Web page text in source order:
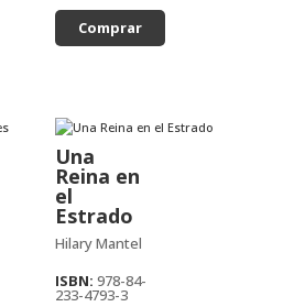
Comprar
Una
Reina en
el
Estrado
Hilary Mantel
ISBN:978-84-
233-4793-3